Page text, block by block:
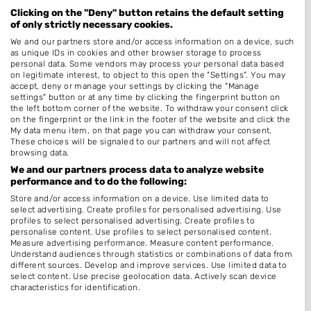
Sweersstraat 54
6524BM Nijmegen
Op 2,84 km afstand
Het Dames Salonnetje
Boksdoornstraat 58
6543SH Nijmegen
Op 3,81 km afstand
Anne's Nails
Bouwhof 12
6681WN Bemmel
Op 4,56 km afstand
Patty`s Nails Studio
Van Heemstraweg 59
Clicking on the "Deny" button retains the default setting
of only strictly necessary cookies.
We and our partners store and/or access information on a device, such
as unique IDs in cookies and other browser storage to process
personal data. Some vendors may process your personal data based
on legitimate interest, to object to this open the "Settings". You may
accept, deny or manage your settings by clicking the "Manage
settings" button or at any time by clicking the fingerprint button on
the left bottom corner of the website. To withdraw your consent click
on the fingerprint or the link in the footer of the website and click the
My data menu item, on that page you can withdraw your consent.
These choices will be signaled to our partners and will not affect
browsing data.
We and our partners process data to analyze website
performance and to do the following:
Store and/or access information on a device. Use limited data to
select advertising. Create profiles for personalised advertising. Use
profiles to select personalised advertising. Create profiles to
personalise content. Use profiles to select personalised content.
Measure advertising performance. Measure content performance.
Understand audiences through statistics or combinations of data from
different sources. Develop and improve services. Use limited data to
select content. Use precise geolocation data. Actively scan device
characteristics for identification.
USA.